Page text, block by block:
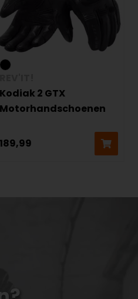
Kodiak 2 GTX
Motorhandschoenen
189,99